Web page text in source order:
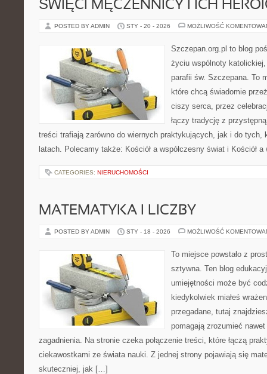
ŚWIĘCI MĘCZENNICY I ICH
POSTED BY ADMIN STY - 20 - 2026 MOŻLIWOŚĆ
Szczepan.org.pl to blog
życiu wspólnoty
parafii św. Szczepana. To
które chcą świadomie
ciszy serca, przez
łączy tradycję z
treści trafiają zarówno do wiernych praktykujących, jak i do tych,
latach. Polecamy także: Kościół a współczesny świat i Kościół
CATEGORIES: NIERUCHOMOŚCI
MATEMATYKA I LICZBY
POSTED BY ADMIN STY - 18 - 2026 MOŻLIWOŚĆ
To miejsce powstało z
sztywna. Ten blog
umiejętności może być
kiedykolwiek miałeś
przegadane, tutaj
pomagają zrozumieć nawet
zagadnienia. Na stronie czeka połączenie treści, które łączą
ciekawostkami ze świata nauki. Z jednej strony pojawiają się
skuteczniej, jak […]